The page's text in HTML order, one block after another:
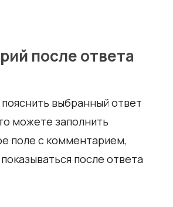
после ответа
выбранный ответ
можете заполнить
поле с комментарием,
после ответа